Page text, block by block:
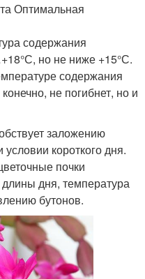
Оптимальная
содержания
но не ниже +15°С.
содержания
не погибнет, но и
заложению
короткого дня.
почки
дня, температура
бутонов.